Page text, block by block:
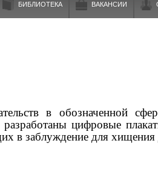
БИБЛИОТЕКА ВАКАНСИИ
в обозначенной
цифровые
в заблуждение для